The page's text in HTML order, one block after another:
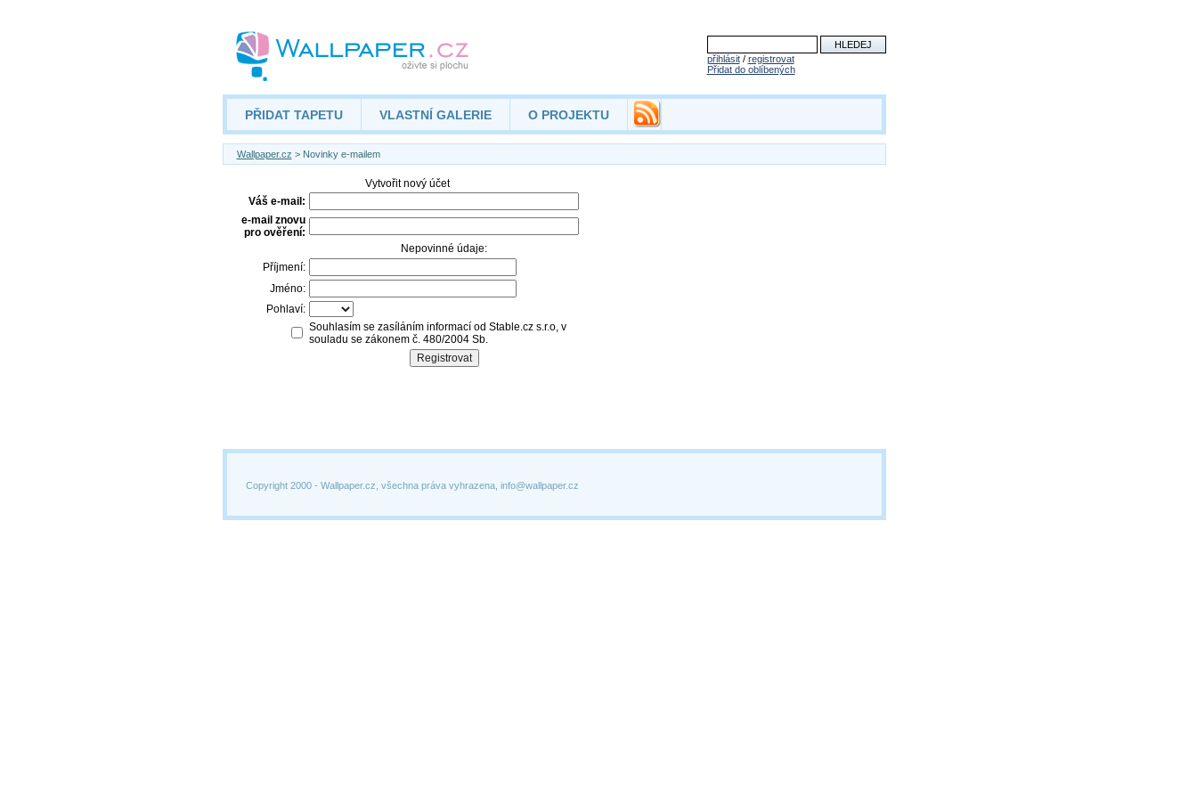
přihlásit/ registrovat
Přidat do oblíbených
PŘIDAT TAPETU VLASTNÍ GALERIE O PROJEKTU
Wallpaper.cz > Novinky e-mailem
Copyright 2000 - Wallpaper.cz, všechna práva vyhrazena, info@wallpaper.cz